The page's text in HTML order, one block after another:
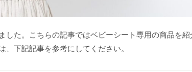
た。こちらの記事ではベビーシート専用の商品を紹
下記記事を参考にしてください。